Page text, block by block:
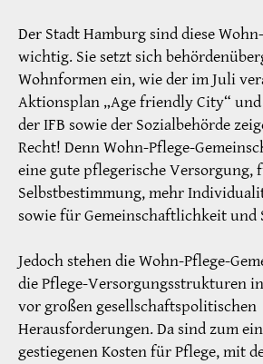
Der Stadt Hamburg sind diese
wichtig. Sie setzt sich
Wohnformen ein, wie der im Juli
Aktionsplan „Age friendly City“
der IFB sowie der Sozialbehörde
Recht! Denn Wohn-Pflege-
eine gute pflegerische Versorgung,
Selbstbestimmung, mehr
sowie für Gemeinschaftlichkeit und
Jedoch stehen die Wohn-Pflege-
die Pflege-Versorgungsstrukturen
vor großen gesellschaftspolitischen
Herausforderungen. Da sind zum
gestiegenen Kosten für Pflege, mit